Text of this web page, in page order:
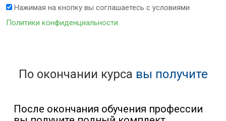
Нажимая на кнопку вы соглашаетесь с условиями
Политики конфиденциальности
По окончании курса вы получите
После окончания обучения профессии